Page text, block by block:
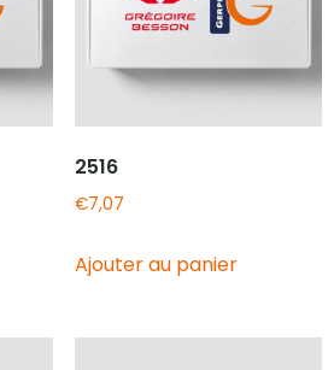
2516
€7,07
Ajouter au panier